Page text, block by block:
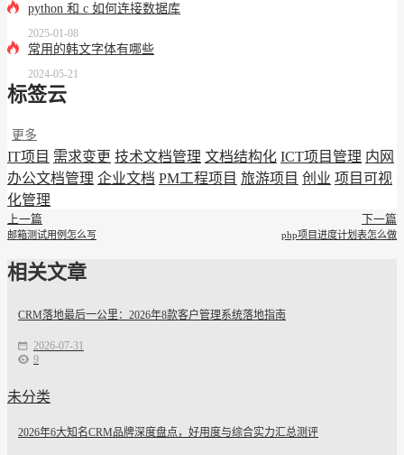
python 和 c 如何连接数据库
2025-01-08
常用的韩文字体有哪些
2024-05-21
标签云
更多
IT项目 需求变更 技术文档管理 文档结构化 ICT项目管理 内网
办公文档管理 企业文档 PM工程项目 旅游项目 创业 项目可视
化管理
上一篇
邮箱测试用例怎么写
下一篇
php项目进度计划表怎么做
相关文章
CRM落地最后一公里：2026年8款客户管理系统落地指南
2026-07-31
9
未分类
2026年6大知名CRM品牌深度盘点，好用度与综合实力汇总测评